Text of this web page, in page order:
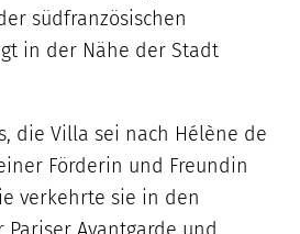
südfranzösischen
in der Nähe der Stadt
die Villa sei nach Hélène de
Förderin und Freundin
verkehrte sie in den
Avantgarde und